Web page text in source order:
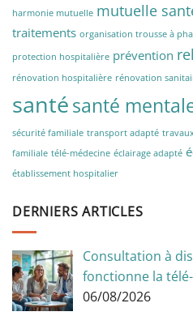
harmonie mutuelle mutuelle
traitements organisation trousse à
protection hospitalière prévention
rénovation hospitalière rénovation
santésanté
sécurité familiale transport adapté
familiale télé-médecine éclairage adapté
établissement hospitalier
DERNIERS ARTICLES
Consultation à
fonctionne la
06/08/2026